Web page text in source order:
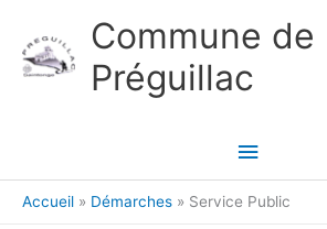
Commune de
Préguillac
Menu
principal
Accueil Démarches Service Public